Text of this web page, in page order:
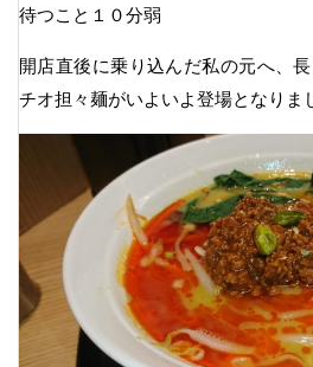
待つこと１０分弱
開店直後に乗り込んだ私の元へ、
チオ担々麺がいよいよ登場となりま